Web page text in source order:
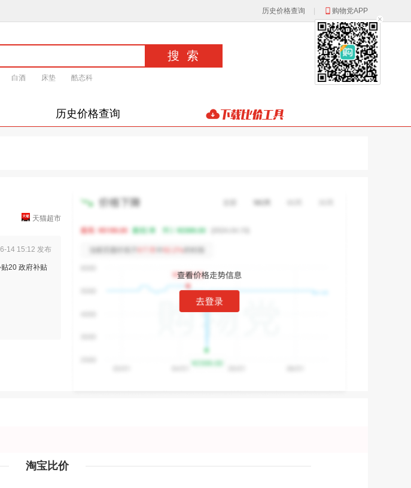
历史价格查询 购物党APP
白酒 床垫 酷态科
历史价格查询
天猫超市
14 15:12 发布
20 政府补贴
淘宝比价